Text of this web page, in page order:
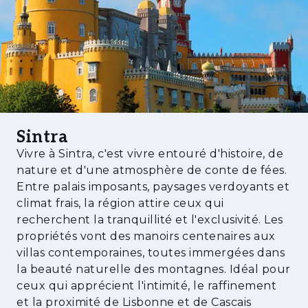
faible densité).
Une plateforme adaptée à plusieurs
stratégies d’investissement
- Boutique-hôtel ou resort à faible densité
positionnement premium
- Retraites d’entreprise ou destination bien-
être
- Usage institutionnel ou événementiel privé
Sintra
Classée au patrimoine mondial de l’UNESCO
en tant que paysage culturel de Sintra, cette
Sintra
Vivre à Sintra, c'est vivre entouré d'histoire, de
nature et d'une atmosphère de conte de fées.
Entre palais imposants, paysages verdoyants et
climat frais, la région attire ceux qui
recherchent la tranquillité et l'exclusivité. Les
propriétés vont des manoirs centenaires aux
villas contemporaines, toutes immergées dans
la beauté naturelle des montagnes. Idéal pour
ceux qui apprécient l'intimité, le raffinement
et la proximité de Lisbonne et de Cascais